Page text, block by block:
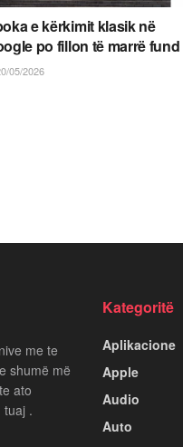
e kërkimit klasik në
po fillon të marrë fund
05/2026
me te
shumë më
ato
tuaj .
Kategoritë
Aplikacione
Apple
Audio
Auto